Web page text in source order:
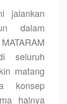
jalankan
dalam
seluruh
matang
konsep
halnya